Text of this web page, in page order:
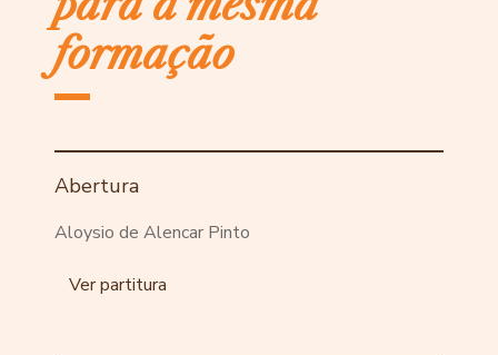
formação
Abertura
Aloysio de Alencar Pinto
Ver partitura